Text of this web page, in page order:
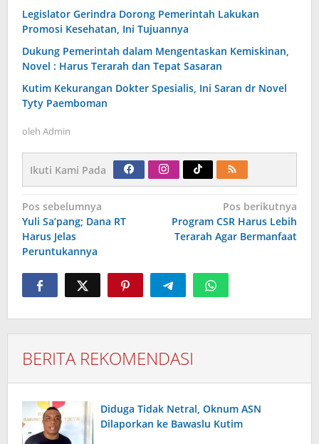
Legislator Gerindra Dorong Pemerintah Lakukan
Promosi Kesehatan, Ini Tujuannya
Dukung Pemerintah dalam Mengentaskan Kemiskinan,
Novel : Harus Terarah dan Tepat Sasaran
Kutim Kekurangan Dokter Spesialis, Ini Saran dr Novel
Tyty Paemboman
oleh Admin
Ikuti Kami Pada
Navigasi
pos
Pos sebelumnya
Yuli Sa’pang; Dana RT
Harus Jelas
Peruntukannya
Pos berikutnya
Program CSR Harus Lebih
Terarah Agar Bermanfaat
BERITA REKOMENDASI
Diduga Tidak Netral, Oknum ASN
Dilaporkan ke Bawaslu Kutim